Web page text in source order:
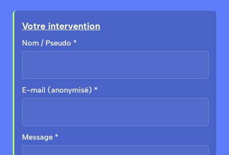
Votre intervention
Nom / Pseudo *
E-mail (anonymisé) *
Message *